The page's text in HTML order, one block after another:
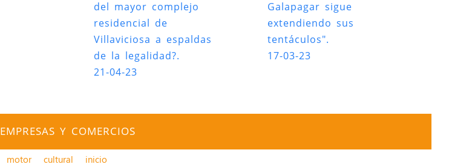
del mayor complejo
residencial de
Villaviciosa a espaldas
de la legalidad?.
21-04-23
Galapagar sigue
extendiendo sus
tentáculos".
17-03-23
EMPRESAS Y COMERCIOS
motor cultural inicio